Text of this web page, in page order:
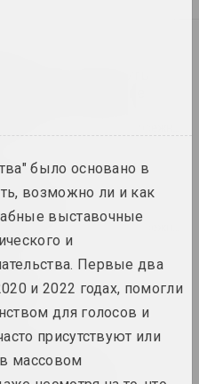
Ева Прилуцкая
город
OpenMuzej
было основано в
возможно ли и как
выставочные
и
Первые два
и 2022 годах, помогли
для голосов и
присутствуют или
массовом